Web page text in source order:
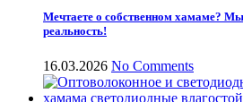
Мечтаете о собственном хамаме?
реальность!
16.03.2026 No Comments